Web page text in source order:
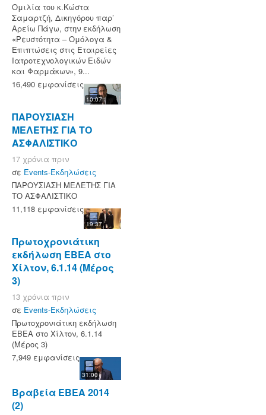
Ομιλία του κ.Κώστα
Σαμαρτζή, Δικηγόρου παρ’
Αρείω Πάγω, στην εκδήλωση
«Ρευστότητα – Ομόλογα &
Επιπτώσεις στις Εταιρείες
Ιατροτεχνολογικών Ειδών
και Φαρμάκων», 9...
16,490 εμφανίσεις
10:07
ΠΑΡΟΥΣΙΑΣΗ
ΜΕΛΕΤΗΣ ΓΙΑ ΤΟ
ΑΣΦΑΛΙΣΤΙΚΟ
17 χρόνια πριν
σε Events-Εκδηλώσεις
ΠΑΡΟΥΣΙΑΣΗ ΜΕΛΕΤΗΣ ΓΙΑ
ΤΟ ΑΣΦΑΛΙΣΤΙΚΟ
11,118 εμφανίσεις
19:37
Πρωτοχρονιάτικη
εκδήλωση ΕΒΕΑ στο
Χίλτον, 6.1.14 (Μέρος
3)
13 χρόνια πριν
σε Events-Εκδηλώσεις
Πρωτοχρονιάτικη εκδήλωση
ΕΒΕΑ στο Χίλτον, 6.1.14
(Μέρος 3)
7,949 εμφανίσεις
31:00
Βραβεία ΕΒΕΑ 2014
(2)